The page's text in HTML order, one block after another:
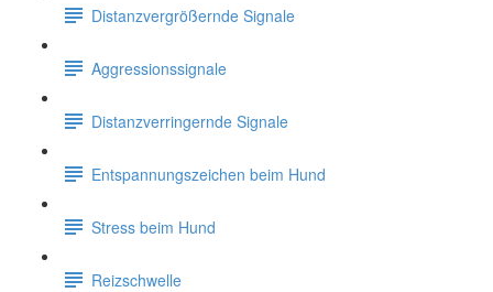
Distanzvergrößernde Signale
Aggressionssignale
Distanzverringernde Signale
Entspannungszeichen beim Hund
Stress beim Hund
Reizschwelle